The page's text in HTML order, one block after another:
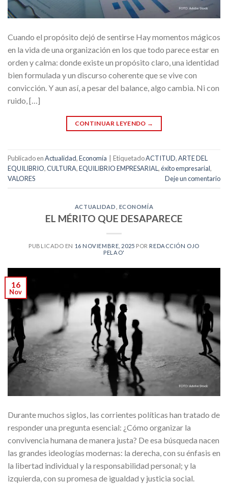
Cuando el propósito dejó de sentirse Hay momentos mágicos
en la vida de una organización en los que todo parece estar en
orden y calma: donde existe un propósito claro, una identidad
bien formulada y un discurso coherente que se vive con
convicción. Y aun así, a pesar del balance, algo cambia. Ni con
ruido, […]
CONTINUAR LEYENDO →
Publicado enActualidad,Economía EtiquetadoACTITUD,ARTE DEL
EQUILIBRIO,CULTURA,EQUILIBRIO EMPRESARIAL,éxito empresarial,
VALORES
Deje un comentario
ACTUALIDAD ECONOMÍA
EL MÉRITO QUE DESAPARECE
PUBLICADO EN 16 NOVIEMBRE, 2025 POR REDACCIÓN OJO
PELAO'
16
Nov
Durante muchos siglos, las corrientes políticas han tratado de
responder una pregunta esencial: ¿Cómo organizar la
convivencia humana de manera justa? De esa búsqueda nacen
las grandes ideologías modernas: la derecha, con su énfasis en
la libertad individual y la responsabilidad personal; y la
izquierda, con su promesa de igualdad y justicia social.